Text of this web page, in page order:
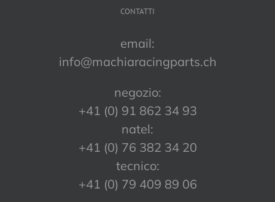
CONTATTI
email:
info@machiaracingparts.ch
negozio:
+41 (0) 91 862 34 93
natel:
+41 (0) 76 382 34 20
tecnico:
+41 (0) 79 409 89 06